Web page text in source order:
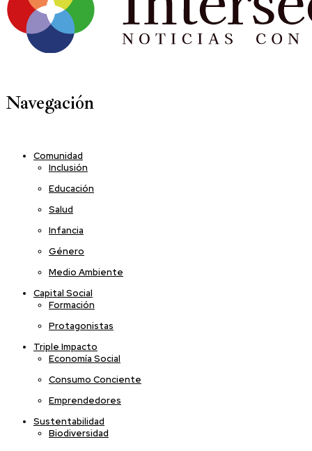
Navegación
Comunidad
Inclusión
Educación
Salud
Infancia
Género
Medio Ambiente
Capital Social
Formación
Protagonistas
Triple Impacto
Economía Social
Consumo Conciente
Emprendedores
Sustentabilidad
Biodiversidad